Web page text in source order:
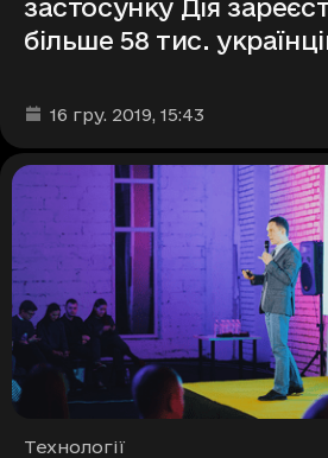
застосунку Дія
більше 58 тис.
Дата та час публікації
16 гру. 2019, 15:43
Рубрики
Технології